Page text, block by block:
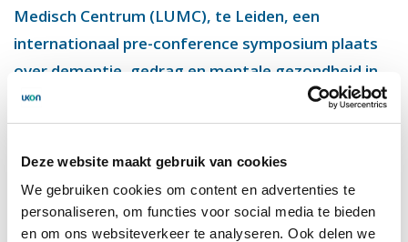
Deze website maakt gebruik van cookies
We gebruiken cookies om content en advertenties te
personaliseren, om functies voor social media te bieden
en om ons websiteverkeer te analyseren. Ook delen we
Medisch Centrum (LUMC), te Leiden, een
internationaal pre-conference symposium plaats
over dementie, gedrag en mentale gezondheid in
de ouderenzorg.
Noorwegen, België en Australië delen actuele,
evidence‑based inzichten met directe relevantie voor
ouderenpsychologen, psychiaters, specialisten